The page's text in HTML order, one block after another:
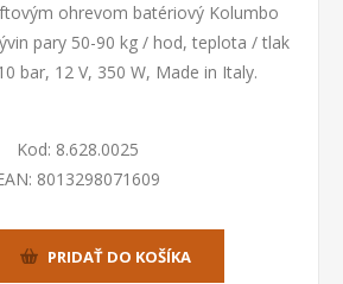
ohrevom batériový Kolumbo
pary 50-90 kg / hod, teplota / tlak
bar, 12 V, 350 W, Made in Italy.
Kod: 8.628.0025
8013298071609
PRIDAŤ DO KOŠÍKA